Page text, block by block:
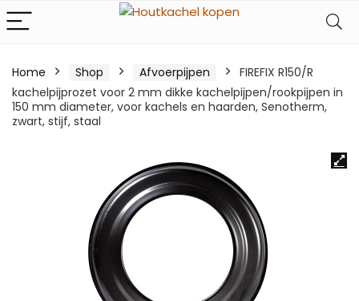
Home Shop Afvoerpijpen
FIREFIX R150/R
kachelpijprozet voor 2 mm dikke kachelpijpen/rookpijpen in
150 mm diameter, voor kachels en haarden, Senotherm,
zwart, stijf, staal